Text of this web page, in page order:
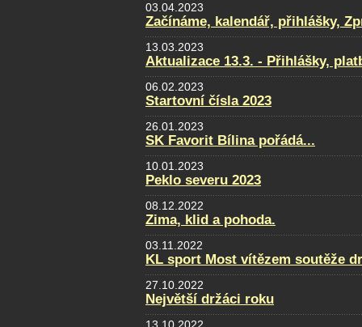
03.04.2023
Začínáme, kalendář, přihlášky,
13.03.2023
Aktualizace 13.3. - Přihlášky,
06.02.2023
Startovní čísla 2023
26.01.2023
SK Favorit Bílina pořádá...
10.01.2023
Peklo severu 2023
08.12.2022
Zima, klid a pohoda.
03.11.2022
KL sport Most vítězem soutěže
27.10.2022
Největší držáci roku